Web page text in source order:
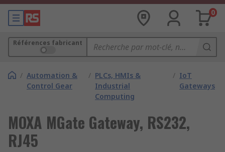
0
Références fabricant
/ Automation &
Control Gear
/ PLCs, HMIs &
Industrial
Computing
/ IoT
Gateways
MOXA MGate Gateway, RS232,
RJ45